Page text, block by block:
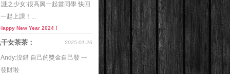
謎之少女:很高興一起當同學 快回
起上課！...
Happy New Year 2024！
2025-01-26
女茶茶：
Andy:沒錯 自己的獎金自己發 一
財啦